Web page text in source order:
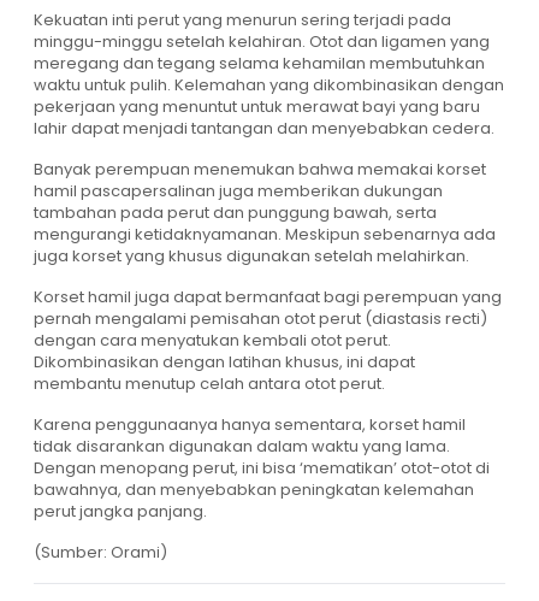
Kekuatan inti perut yang menurun sering terjadi pada
minggu-minggu setelah kelahiran. Otot dan ligamen yang
meregang dan tegang selama kehamilan membutuhkan
waktu untuk pulih. Kelemahan yang dikombinasikan dengan
pekerjaan yang menuntut untuk merawat bayi yang baru
lahir dapat menjadi tantangan dan menyebabkan cedera.
Banyak perempuan menemukan bahwa memakai korset
hamil pascapersalinan juga memberikan dukungan
tambahan pada perut dan punggung bawah, serta
mengurangi ketidaknyamanan. Meskipun sebenarnya ada
juga korset yang khusus digunakan setelah melahirkan.
Korset hamil juga dapat bermanfaat bagi perempuan yang
pernah mengalami pemisahan otot perut (diastasis recti)
dengan cara menyatukan kembali otot perut.
Dikombinasikan dengan latihan khusus, ini dapat
membantu menutup celah antara otot perut.
Karena penggunaanya hanya sementara, korset hamil
tidak disarankan digunakan dalam waktu yang lama.
Dengan menopang perut, ini bisa ‘mematikan’ otot-otot di
bawahnya, dan menyebabkan peningkatan kelemahan
perut jangka panjang.
(Sumber: Orami)